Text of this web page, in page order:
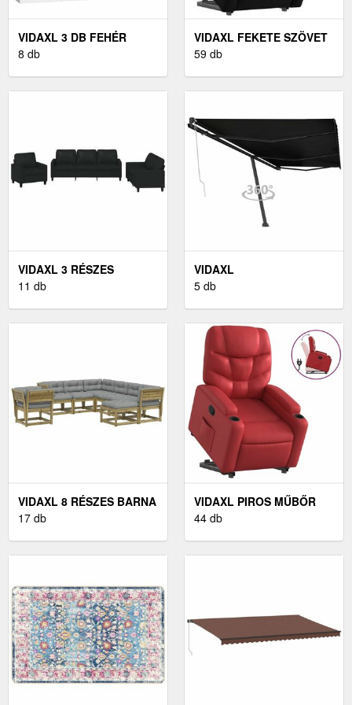
VIDAXL 3 DB FEHÉR
SZERELT FA
8 db
VIDAXL FEKETE SZÖVET
FELÁLLÁST SEGÍTŐ
59 db
VIDAXL 3 RÉSZES
FEKETE MŰBŐR
11 db
VIDAXL
ANTRACITSZÜRKE
5 db
VIDAXL 8 RÉSZES BARNA
IMPREGNÁLT FENYŐFA
17 db
VIDAXL PIROS MŰBŐR
FELÁLLÁST SEGÍTŐ
44 db